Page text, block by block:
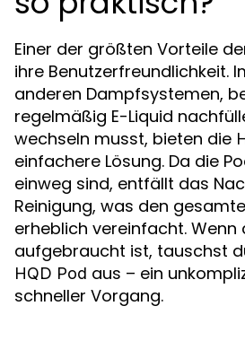
Einer der größten Vorteile
ihre Benutzerfreundlichkeit.
anderen Dampfsystemen,
regelmäßig E-Liquid
wechseln musst, bieten die
einfachere Lösung. Da die
einweg sind, entfällt das
Reinigung, was den
erheblich vereinfacht. Wenn
aufgebraucht ist, tauschst
HQD Pod aus – ein
schneller Vorgang.